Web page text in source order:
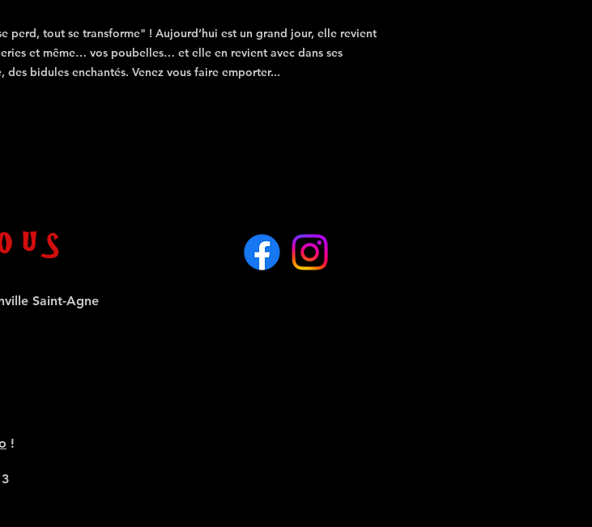
perd, tout se transforme" ! Aujourd’hui est un grand jour, elle revient
et même… vos poubelles… et elle en revient avec dans ses
bidules enchantés. Venez vous faire emporter...
Saint-Agne
!